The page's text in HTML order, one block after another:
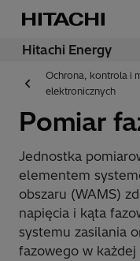
Hitachi Energy
Ochrona, kontrola i
elektronicznych
Pomiar
Jednostka
elementem
obszaru (WAMS)
napięcia i kąta
systemu zasilania
fazowego w